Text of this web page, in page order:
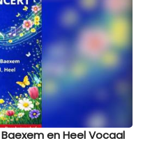
en Heel Vocaal